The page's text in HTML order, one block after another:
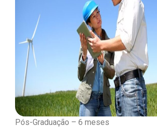
Pós-Graduação – 6 meses